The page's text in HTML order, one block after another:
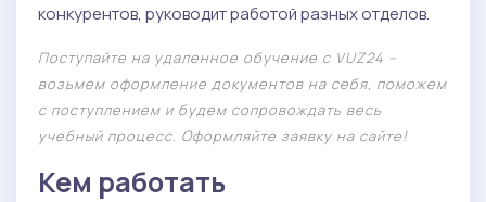
конкурентов, руководит работой разных отделов.
Поступайте на удаленное обучение с VUZ24 –
возьмем оформление документов на себя, поможем
с поступлением и будем сопровождать весь
учебный процесс. Оформляйте заявку на сайте!
Кем работать